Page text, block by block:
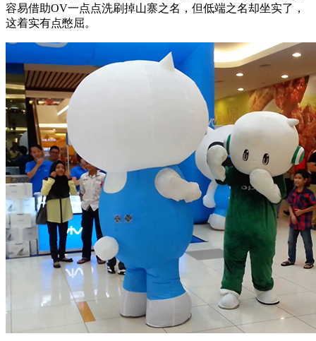
容易借助OV一点点洗刷掉山寨之名，但低端之名却坐实了，
这着实有点憋屈。